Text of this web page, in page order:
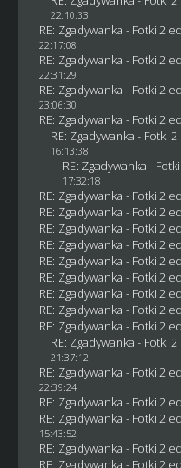
22:10:33
RE: Zgadywanka - Fotki 2
22:17:08
RE: Zgadywanka - Fotki 2
22:31:29
RE: Zgadywanka - Fotki 2
23:06:30
RE: Zgadywanka - Fotki 2
RE: Zgadywanka - Fotki
16:13:38
RE: Zgadywanka -
17:32:18
RE: Zgadywanka - Fotki 2
RE: Zgadywanka - Fotki 2
RE: Zgadywanka - Fotki 2
RE: Zgadywanka - Fotki 2
RE: Zgadywanka - Fotki 2
RE: Zgadywanka - Fotki 2
RE: Zgadywanka - Fotki 2
RE: Zgadywanka - Fotki 2
RE: Zgadywanka - Fotki 2
RE: Zgadywanka - Fotki
21:37:12
RE: Zgadywanka - Fotki 2
22:39:24
RE: Zgadywanka - Fotki 2
RE: Zgadywanka - Fotki 2
15:43:52
RE: Zgadywanka - Fotki 2
RE: Zgadywanka - Fotki 2